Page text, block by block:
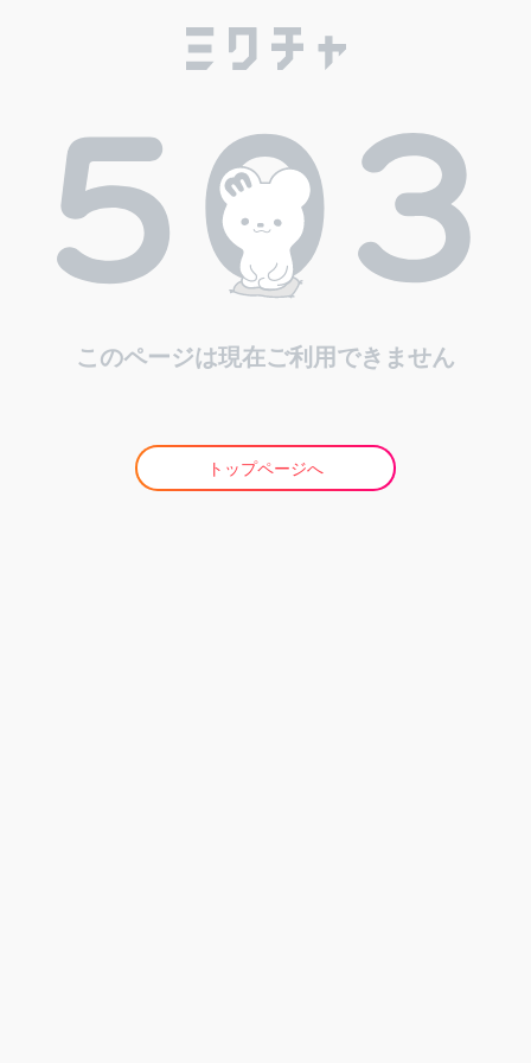
このページは現在ご利用できません